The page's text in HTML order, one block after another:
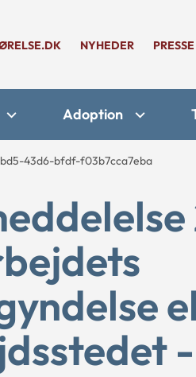
NYHEDER PRESSE
Adoption
43d6-bfdf-f03b7cca7eba
-